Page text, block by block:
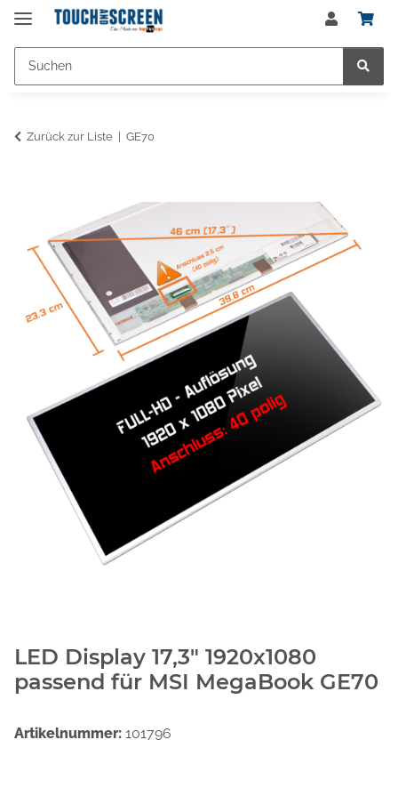
Zurück zur Liste GE70
LED Display 17,3" 1920x1080
passend für MSI MegaBook GE70
Artikelnummer: 101796